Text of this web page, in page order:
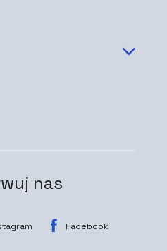
nas
Facebook